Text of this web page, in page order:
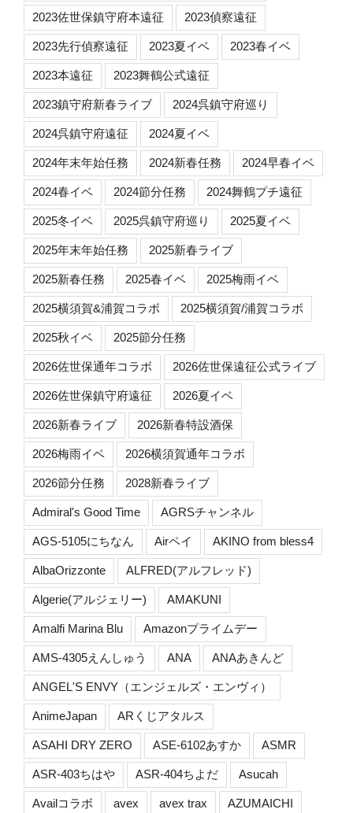
2023佐世保鎮守府本遠征 2023偵察遠征
2023先行偵察遠征 2023夏イベ 2023春イベ
2023本遠征 2023舞鶴公式遠征
2023鎮守府新春ライブ 2024呉鎮守府巡り
2024呉鎮守府遠征 2024夏イベ
2024年末年始任務 2024新春任務 2024早春イベ
2024春イベ 2024節分任務 2024舞鶴プチ遠征
2025冬イベ 2025呉鎮守府巡り 2025夏イベ
2025年末年始任務 2025新春ライブ
2025新春任務 2025春イベ 2025梅雨イベ
2025横須賀&浦賀コラボ 2025横須賀/浦賀コラボ
2025秋イベ 2025節分任務
2026佐世保通年コラボ 2026佐世保遠征公式ライブ
2026佐世保鎮守府遠征 2026夏イベ
2026新春ライブ 2026新春特設酒保
2026梅雨イベ 2026横須賀通年コラボ
2026節分任務 2028新春ライブ
Admiral's Good Time AGRSチャンネル
AGS-5105にちなん Airペイ AKINO from bless4
AlbaOrizzonte ALFRED(アルフレッド)
Algerie(アルジェリー) AMAKUNI
Amalfi Marina Blu Amazonプライムデー
AMS-4305えんしゅう ANA ANAあきんど
ANGEL'S ENVY（エンジェルズ・エンヴィ）
AnimeJapan ARくじアタルス
ASAHI DRY ZERO ASE-6102あすか ASMR
ASR-403ちはや ASR-404ちよだ Asucah
Availコラボ avex avex trax AZUMAICHI